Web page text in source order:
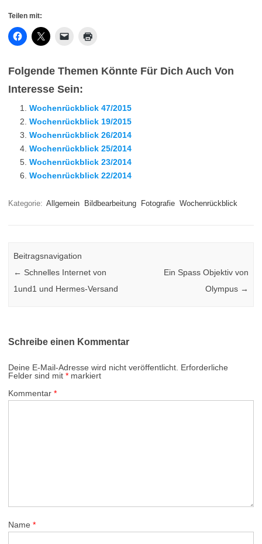
Teilen mit:
Folgende Themen Könnte Für Dich Auch Von
Interesse Sein:
Wochenrückblick 47/2015
Wochenrückblick 19/2015
Wochenrückblick 26/2014
Wochenrückblick 25/2014
Wochenrückblick 23/2014
Wochenrückblick 22/2014
Kategorie: Allgemein Bildbearbeitung Fotografie Wochenrückblick
Beitragsnavigation
← Schnelles Internet von
1und1 und Hermes-Versand
Ein Spass Objektiv von
Olympus →
Schreibe einen Kommentar
Deine E-Mail-Adresse wird nicht veröffentlicht. Erforderliche
Felder sind mit * markiert
Kommentar *
Name *